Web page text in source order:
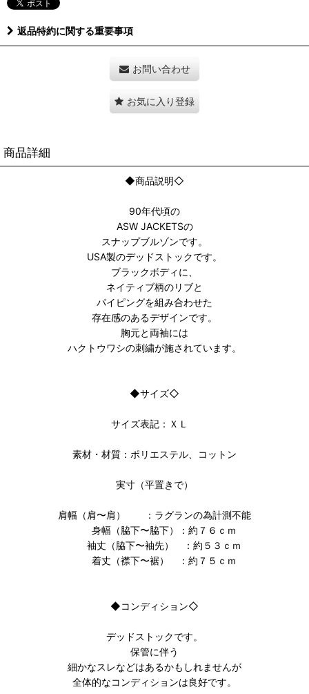
返品特約に関する重要事項
お問い合わせ
お気に入り登録
商品詳細
◆商品説明◇
90年代頃の
ASW JACKETSの
スナップブルゾンです。
USA製のデッドストックです。
ブラックボディに、
ネイティブ柄のリブと
パイピングを組み合わせた
存在感のあるデザインです。
胸元と両袖には
ハクトウワシの刺繍が施されています。
◆サイズ◇
サイズ表記：ＸＬ
素材・材質：ポリエステル、コットン
実寸（平置きで）
肩幅（肩〜肩） ：ラグランの為計測不能
身幅（脇下〜脇下）：約７６ｃｍ
袖丈（脇下〜袖先） ：約５３ｃｍ
着丈（襟下〜裾） ：約７５ｃｍ
◆コンディション◇
デッドストックです。
保管に伴う
細かなスレなどはあるかもしれませんが
全体的なコンディションは良好です。